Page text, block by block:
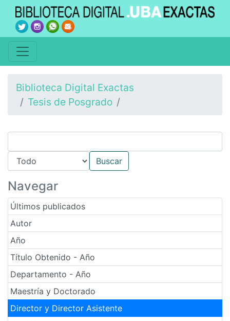
Biblioteca Digital Exactas
Tesis de Posgrado
Navegar
Últimos publicados
Autor
Año
Título Obtenido - Año
Departamento - Año
Maestría y Doctorado
Director y Director Asistente